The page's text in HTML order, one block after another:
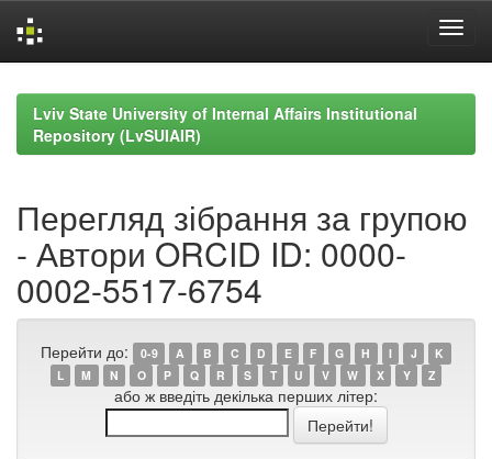
navigationLviv State University of Internal Affairs Institutional
Repository (LvSUIAIR)
Перегляд зібрання за групою
- Автори ORCID ID: 0000-
0002-5517-6754
Перейти до: 0-9 A B C D E F G H I J
K
L
M N O P Q R S T U V W X Y Z
або ж введіть декілька перших літер: